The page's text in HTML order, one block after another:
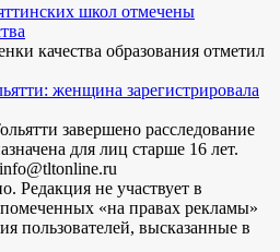
школ отмечены
качества образования отметил
женщина зарегистрировала
завершено расследование
для лиц старше 16 лет.
Редакция не участвует в
«на правах рекламы»
пользователей, высказанные в